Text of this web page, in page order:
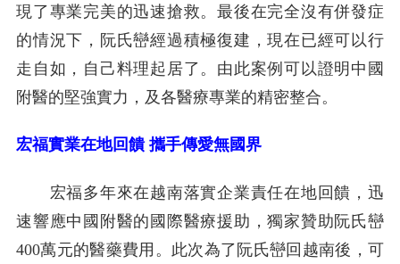
現了專業完美的迅速搶救。最後在完全沒有併發症
的情況下，阮氏巒經過積極復建，現在已經可以行
走自如，自己料理起居了。由此案例可以證明中國
附醫的堅強實力，及各醫療專業的精密整合。
宏福實業在地回饋 攜手傳愛無國界
宏福多年來在越南落實企業責任在地回饋，迅
速響應中國附醫的國際醫療援助，獨家贊助阮氏巒
400萬元的醫藥費用。此次為了阮氏巒回越南後，可